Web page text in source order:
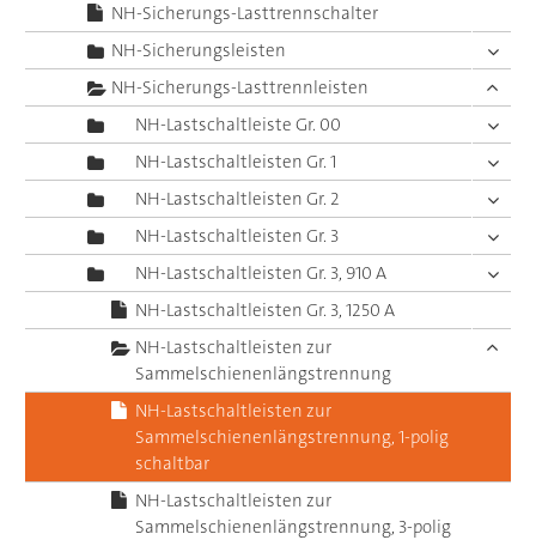
NH-Sicherungs-Lasttrennschalter
NH-Sicherungsleisten
NH-Sicherungs-Lasttrennleisten
NH-Lastschaltleiste Gr. 00
NH-Lastschaltleisten Gr. 1
NH-Lastschaltleisten Gr. 2
NH-Lastschaltleisten Gr. 3
NH-Lastschaltleisten Gr. 3, 910 A
NH-Lastschaltleisten Gr. 3, 1250 A
NH-Lastschaltleisten zur
Sammelschienenlängstrennung
NH-Lastschaltleisten zur
Sammelschienenlängstrennung, 1-polig
schaltbar
NH-Lastschaltleisten zur
Sammelschienenlängstrennung, 3-polig